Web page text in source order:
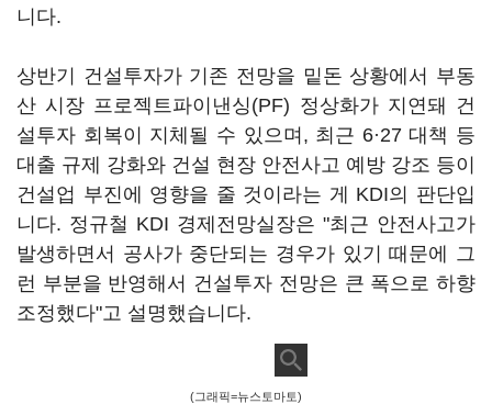
니다.
상반기 건설투자가 기존 전망을 밑돈 상황에서 부동
산 시장 프로젝트파이낸싱(PF) 정상화가 지연돼 건
설투자 회복이 지체될 수 있으며, 최근 6·27 대책 등
대출 규제 강화와 건설 현장 안전사고 예방 강조 등이
건설업 부진에 영향을 줄 것이라는 게 KDI의 판단입
니다. 정규철 KDI 경제전망실장은 "최근 안전사고가
발생하면서 공사가 중단되는 경우가 있기 때문에 그
런 부분을 반영해서 건설투자 전망은 큰 폭으로 하향
조정했다"고 설명했습니다.
(그래픽=뉴스토마토)